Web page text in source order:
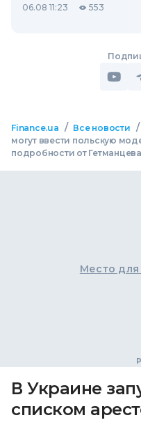
06.08 11:23 553
Finance.ua / Все новости /
могут ввести польскую
подробности от Гетманцева
Место
В Украине
списком